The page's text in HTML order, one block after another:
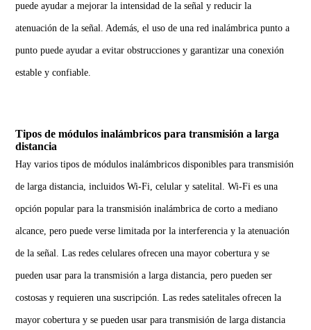
puede ayudar a mejorar la intensidad de la señal y reducir la
atenuación de la señal. Además, el uso de una red inalámbrica punto a
punto puede ayudar a evitar obstrucciones y garantizar una conexión
estable y confiable.
Tipos de módulos inalámbricos para transmisión a larga
distancia
Hay varios tipos de módulos inalámbricos disponibles para transmisión
de larga distancia, incluidosWi-Fi, celular y satelital. Wi-Fi es una
opción popular para la transmisión inalámbrica de corto a mediano
alcance, pero puede verse limitada por la interferencia y la atenuación
de la señal. Las redes celulares ofrecen una mayor cobertura y se
pueden usar para la transmisión a larga distancia, pero pueden ser
costosas y requieren una suscripción. Las redes satelitales ofrecen la
mayor cobertura y se pueden usar para transmisión de larga distancia